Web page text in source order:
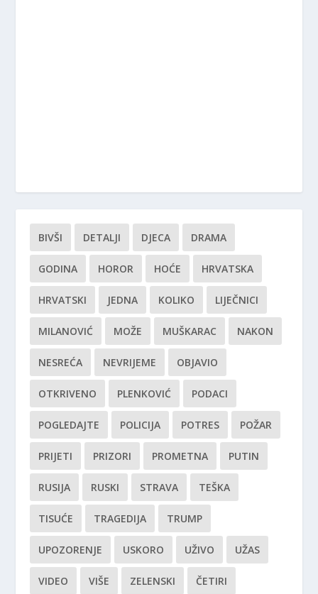
BIVŠI DETALJI DJECA DRAMA
GODINA HOROR HOĆE HRVATSKA
HRVATSKI JEDNA KOLIKO LIJEČNICI
MILANOVIĆ MOŽE MUŠKARAC NAKON
NESREĆA NEVRIJEME OBJAVIO
OTKRIVENO PLENKOVIĆ PODACI
POGLEDAJTE POLICIJA POTRES POŽAR
PRIJETI PRIZORI PROMETNA PUTIN
RUSIJA RUSKI STRAVA TEŠKA
TISUĆE TRAGEDIJA TRUMP
UPOZORENJE USKORO UŽIVO UŽAS
VIDEO VIŠE ZELENSKI ČETIRI